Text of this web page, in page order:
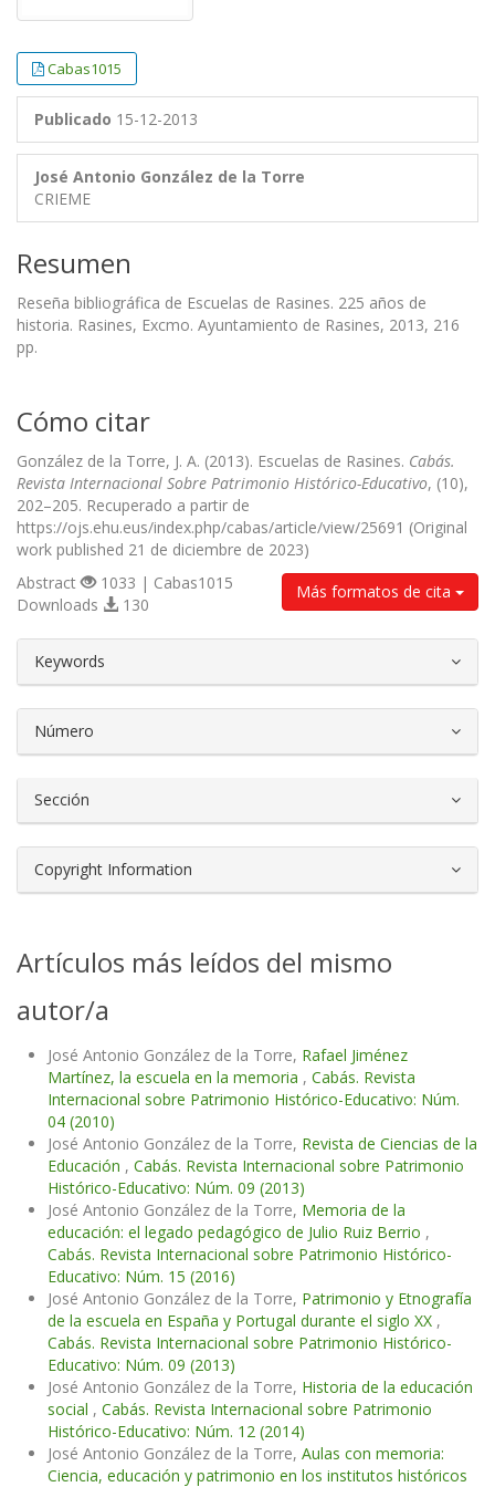
Cabas1015
Publicado 15-12-2013
José Antonio González de la Torre
CRIEME
Resumen
Reseña bibliográfica de Escuelas de Rasines. 225 años de
historia. Rasines, Excmo. Ayuntamiento de Rasines, 2013, 216
pp.
Cómo citar
González de la Torre, J. A. (2013). Escuelas de Rasines. Cabás.
Revista Internacional Sobre Patrimonio Histórico-Educativo, (10),
202–205. Recuperado a partir de
https://ojs.ehu.eus/index.php/cabas/article/view/25691 (Original
work published 21 de diciembre de 2023)
Más formatos de cita
Abstract
1033 | Cabas1015
Downloads
130
Keywords
Número
Sección
Copyright Information
Artículos más leídos del mismo
autor/a
José Antonio González de la Torre, Rafael Jiménez
Martínez, la escuela en la memoria , Cabás. Revista
Internacional sobre Patrimonio Histórico-Educativo: Núm.
04 (2010)
José Antonio González de la Torre, Revista de Ciencias de la
Educación , Cabás. Revista Internacional sobre Patrimonio
Histórico-Educativo: Núm. 09 (2013)
José Antonio González de la Torre, Memoria de la
educación: el legado pedagógico de Julio Ruiz Berrio ,
Cabás. Revista Internacional sobre Patrimonio Histórico-
Educativo: Núm. 15 (2016)
José Antonio González de la Torre, Patrimonio y Etnografía
de la escuela en España y Portugal durante el siglo XX ,
Cabás. Revista Internacional sobre Patrimonio Histórico-
Educativo: Núm. 09 (2013)
José Antonio González de la Torre, Historia de la educación
social , Cabás. Revista Internacional sobre Patrimonio
Histórico-Educativo: Núm. 12 (2014)
José Antonio González de la Torre, Aulas con memoria:
Ciencia, educación y patrimonio en los institutos históricos